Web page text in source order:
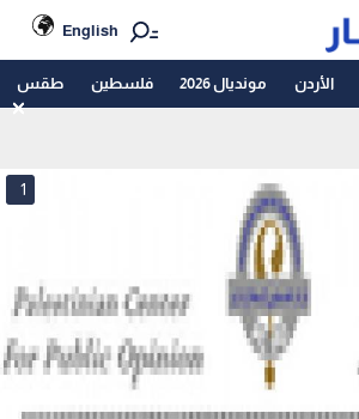
English
الأردن مونديال 2026 فلسطين طقس
1